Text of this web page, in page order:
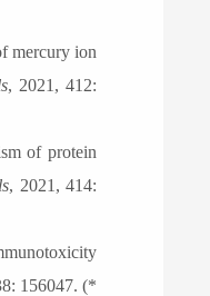
mercury ion
, 2021, 412:
of protein
, 2021, 414:
156047. (*